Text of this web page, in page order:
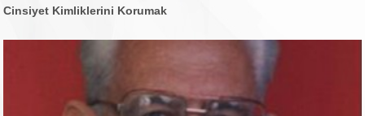
Cinsiyet Kimliklerini Korumak